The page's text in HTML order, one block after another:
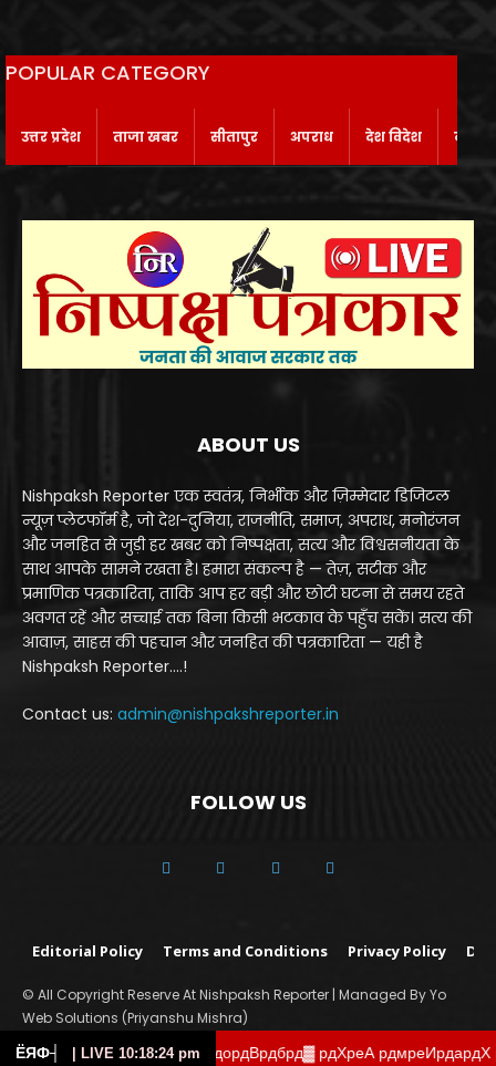
POPULAR CATEGORY
उत्तर प्रदेश ताजा खबर सीतापुर अपराध देश विदेश
ABOUT US
Nishpaksh Reporter एक स्वतंत्र, निर्भीक और ज़िम्मेदार डिजिटल
न्यूज़ प्लेटफॉर्म है, जो देश-दुनिया, राजनीति, समाज, अपराध, मनोरंजन
और जनहित से जुड़ी हर खबर को निष्पक्षता, सत्य और विश्वसनीयता के
साथ आपके सामने रखता है। हमारा संकल्प है — तेज़, सटीक और
प्रमाणिक पत्रकारिता, ताकि आप हर बड़ी और छोटी घटना से समय रहते
अवगत रहें और सच्चाई तक बिना किसी भटकाव के पहुँच सकें। सत्य की
आवाज़, साहस की पहचान और जनहित की पत्रकारिता — यही है
Nishpaksh Reporter....!
Contact us: admin@nishpakshreporter.in
FOLLOW US
Editorial Policy Terms and Conditions Privacy Policy
© All Copyright Reserve At Nishpaksh Reporter | Managed By Yo
Web Solutions (Priyanshu Mishra)
ЁЯФ┤ | LIVE 10:18:25 pm
рдордВрдбрд▓ рдХреА рдмреИрдардХ